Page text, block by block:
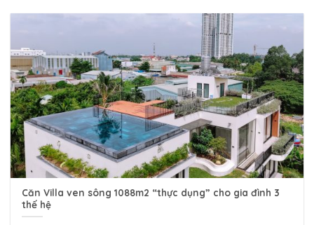
Căn Villa ven sông 1088m2 “thực dụng” cho gia đình 3
thế hệ